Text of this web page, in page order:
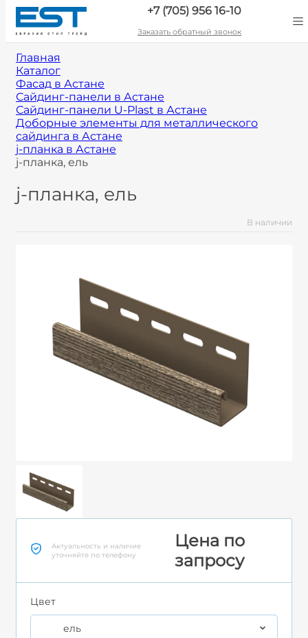
+7 (705) 956 16-10
Заказать обратный звонок
Главная
Каталог
Фасад в Астане
Сайдинг-панели в Астане
Сайдинг-панели U-Plast в Астане
Доборные элементы для металлического
сайдинга в Астане
j-планка в Астане
j-планка, ель
j-планка, ель
В наличии
Актуальность и наличие
уточняйте по телефону
Цена по
запросу
Цвет
ель